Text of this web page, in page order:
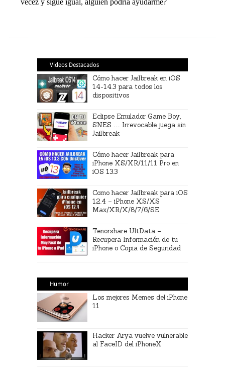
Videos Destacados
Cómo hacer Jailbreak en iOS
14-14.3 para todos los
dispositivos
Eclipse Emulador Game Boy,
SNES … Irrevocable juega sin
Jailbreak
Cómo hacer Jailbreak para
iPhone XS/XR/11/11 Pro en
iOS 13.3
Como hacer Jailbreak para iOS
12.4 – iPhone XS/XS
Max/XR/X/8/7/6/SE
Tenorshare UltData –
Recupera Información de tu
iPhone o Copia de Seguridad
Humor
Los mejores Memes del iPhone
11
Hacker Arya vuelve vulnerable
al FaceID del iPhoneX